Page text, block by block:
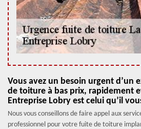
Vous avez un besoin urgent d’un
de toiture à bas prix, rapidement
Entreprise Lobry est celui qu’il
Nous vous conseillons de faire appel aux
professionnel pour votre fuite de toiture